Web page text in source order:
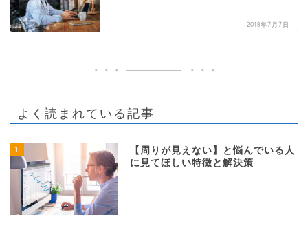
2018年7月7日
よく読まれている記事
1
【周りが見えない】と悩んでいる人
に見てほしい特徴と解決策